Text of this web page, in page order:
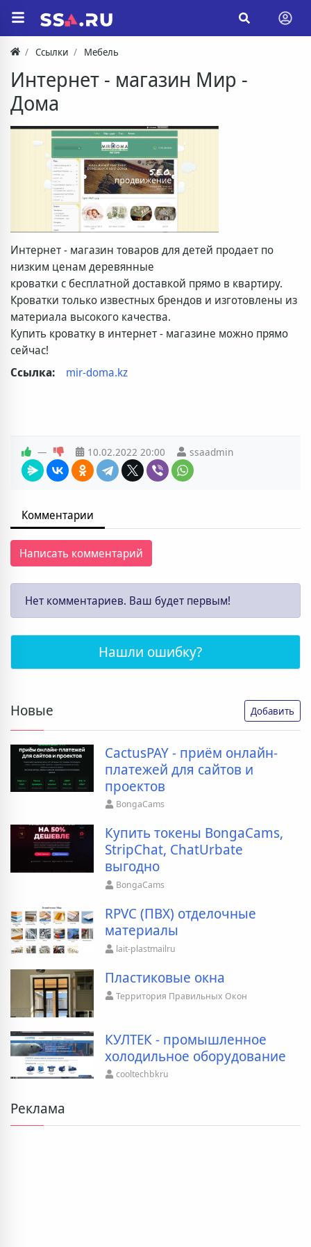
Ссылки Мебель
Интернет - магазин Мир -
Дома
Интернет - магазин товаров для детей продает по
низким ценам деревянные
кроватки с бесплатной доставкой прямо в квартиру.
Кроватки только известных брендов и изготовлены из
материала высокого качества.
Купить кроватку в интернет - магазине можно прямо
сейчас!
Ссылка:
mir-doma.kz
— 10.02.2022 20:00 ssaadmin
Комментарии
Написать комментарий
Нет комментариев. Ваш будет первым!
Нашли ошибку?
Новые Добавить
CactusPAY - приём онлайн-
платежей для сайтов и
проектов
BongaCams
Купить токены BongaCams,
StripChat, ChatUrbate
выгодно
BongaCams
RPVC (ПВХ) отделочные
материалы
lait-plastmailru
Пластиковые окна
Территория Правильных Окон
КУЛТЕК - промышленное
холодильное оборудование
cooltechbkru
Реклама